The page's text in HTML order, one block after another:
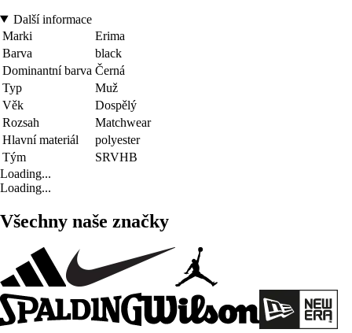
Další informace
Marki
Erima
Barva
black
Dominantní barva Černá
Typ
Muž
Věk
Dospělý
Rozsah
Matchwear
Hlavní materiál
polyester
Tým
SRVHB
Loading...
Loading...
Všechny naše značky